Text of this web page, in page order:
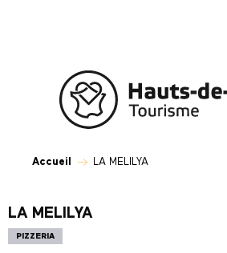
Accueil LA MELILYA
LA MELILYA
PIZZERIA